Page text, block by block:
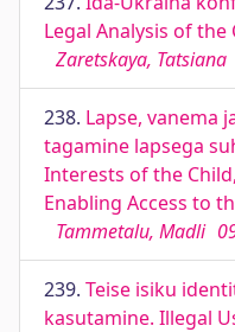
Legal Analysis of
Zaretskaya, Tatsiana
238. Lapse, vanema
tagamine lapsega
Interests of the
Enabling Access to
Tammetalu, Madli
239. Teise isiku
kasutamine. Illegal